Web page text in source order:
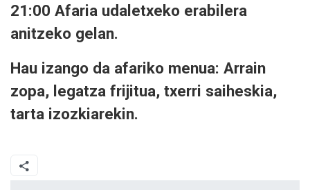
21:00 Afaria udaletxeko erabilera
anitzeko gelan.
Hau izango da afariko menua: Arrain
zopa, legatza frijitua, txerri saiheskia,
tarta izozkiarekin.